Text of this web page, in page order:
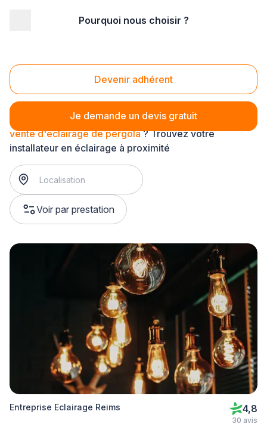
Pourquoi nous choisir ?
Devenir adhérent
Je demande un devis gratuit
Vente d'éclairage de pergola
vente d'éclairage de pergola? Trouvez votre
installateur en éclairage à proximité
Voir par prestation
Entreprise Eclairage Reims 4,8
30 avis